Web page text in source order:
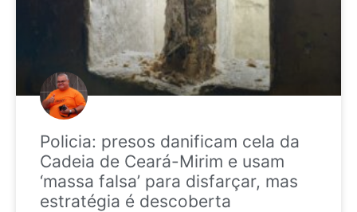
Policia: presos danificam cela da
Cadeia de Ceará-Mirim e usam
‘massa falsa’ para disfarçar, mas
estratégia é descoberta